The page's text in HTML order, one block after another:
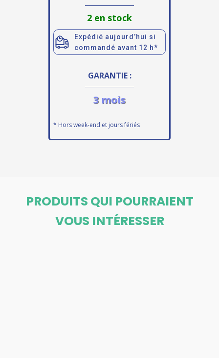
2 en stock
Expédié aujourd’hui si
commandé avant 12 h*
GARANTIE :
3 mois
* Hors week-end et jours fériés
PRODUITS QUI POURRAIENT
VOUS INTÉRESSER